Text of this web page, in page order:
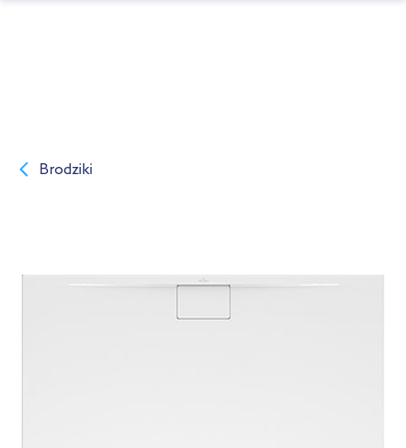
Brodziki